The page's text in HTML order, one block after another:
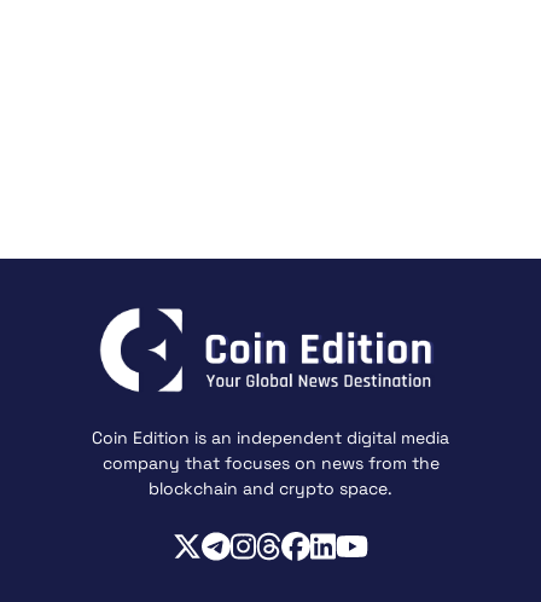
Coin Edition is an independent digital media
company that focuses on news from the
blockchain and crypto space.